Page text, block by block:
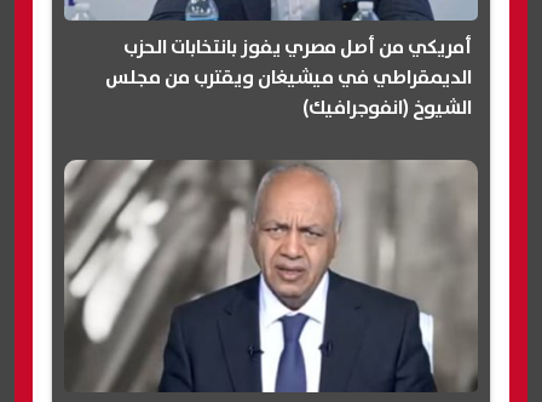
أمريكي من أصل مصري يفوز بانتخابات الحزب
الديمقراطي في ميشيغان ويقترب من مجلس
الشيوخ (انفوجرافيك)